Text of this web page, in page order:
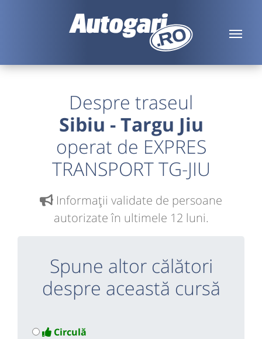
Despre traseul
Sibiu - Targu Jiu
operat de EXPRES
TRANSPORT TG-JIU
Informaţii validate de persoane
autorizate în ultimele 12 luni.
Spune altor călători
despre această cursă
Circulă